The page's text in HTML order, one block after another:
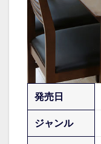
発売日
ジャンル